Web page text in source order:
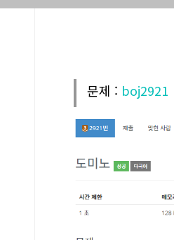
문제 : boj2921